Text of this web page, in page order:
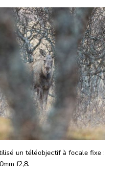
un téléobjectif à focale fixe :
f2,8.